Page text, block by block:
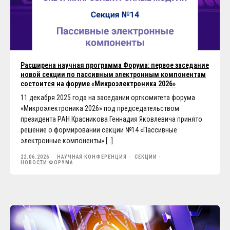
Расширена научная программа Форума: первое заседание
новой секции по пассивным электронным компонентам
состоится на форуме «Микроэлектроника 2026»
11 декабря 2025 года на заседании оргкомитета форума
«Микроэлектроника 2026» под председательством
президента РАН Красникова Геннадия Яковлевича принято
решение о формировании секции №14 «Пассивные
электронные компоненты» […]
22.06.2026 НАУЧНАЯ КОНФЕРЕНЦИЯ
СЕКЦИИ
НОВОСТИ ФОРУМА